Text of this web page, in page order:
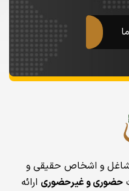
و اشخاص حقیقی و
حضوری و غیرحضوری ارائه